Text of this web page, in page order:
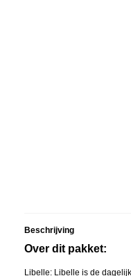
Beschrijving
Over dit pakket:
Libelle: Libelle is de